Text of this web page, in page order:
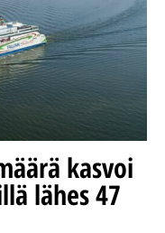
kasvoi
lähes 47